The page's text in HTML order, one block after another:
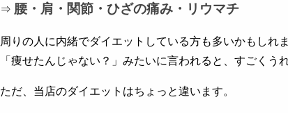
⇒ 腰・肩・関節・ひざの痛み・リウマチ
周りの人に内緒でダイエットしている方も多いかもしれ
「痩せたんじゃない？」みたいに言われると、すごくう
ただ、当店のダイエットはちょっと違います。